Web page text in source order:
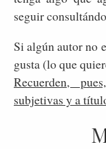
seguir
Si algún autor no
gusta (lo que
Recuerden,
subjetivas y a